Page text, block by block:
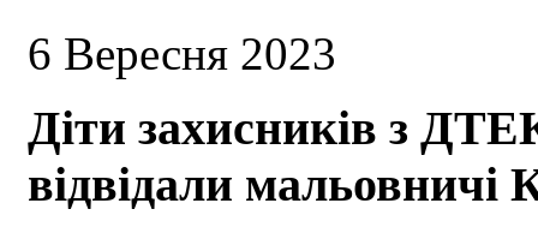
6 Вересня 2023
Діти захисників з
відвідали мальовничі